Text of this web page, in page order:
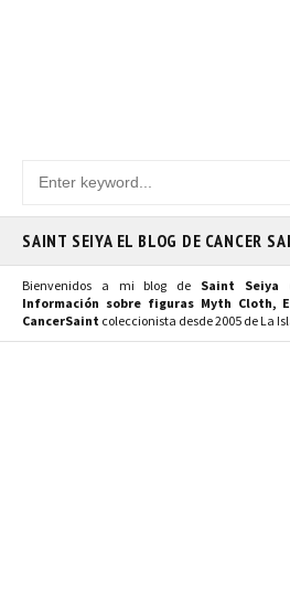
SAINT SEIYA EL BLOG DE CANCER
Bienvenidos a mi blog de Saint Seiya
Información sobre figuras Myth Cloth,
CancerSaint coleccionista desde 2005 de La